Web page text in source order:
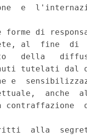
e
forme di
al  fine  di
della
tutelati dal
e
anche
alla